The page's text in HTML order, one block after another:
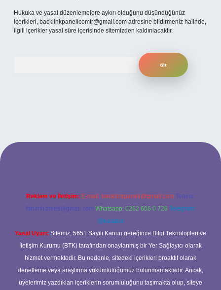
Hukuka ve yasal düzenlemelere aykırı olduğunu düşündüğünüz
içerikleri, backlinkpanelicomtr@gmail.com adresine bildirmeniz halinde,
ilgili içerikler yasal süre içerisinde sitemizden kaldırılacaktır.
Reklam ve İletişim: E-mail: backlinkpaneli@gmail.com Teams:
forumhizmeti@gmail.com Whatsapp: 0262 606 0 726 Telegram:
@karabul
Yasal Uyarı: Sitemiz, 5651 Sayılı Kanun gereğince Bilgi Teknolojileri ve
İletişim Kurumu (BTK) tarafından onaylanmış bir Yer Sağlayıcı olarak
hizmet vermektedir. Bu nedenle, sitedeki içerikleri proaktif olarak
denetleme veya araştırma yükümlülüğümüz bulunmamaktadır. Ancak,
üyelerimiz yazdıkları içeriklerin sorumluluğunu taşımakta olup, siteye